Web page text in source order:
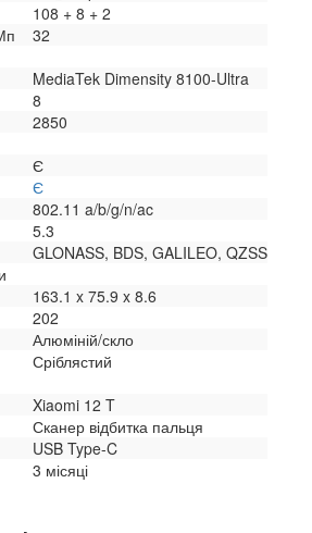
108 + 8 + 2
32
MediaTek Dimensity 8100-Ultra
8
2850
Є
Є
802.11 a/b/g/n/ac
5.3
GLONASS, BDS, GALILEO, QZSS
163.1 x 75.9 x 8.6
202
Алюміній/скло
Сріблястий
Xiaomi 12 T
Сканер відбитка пальця
USB Type-C
3 місяці